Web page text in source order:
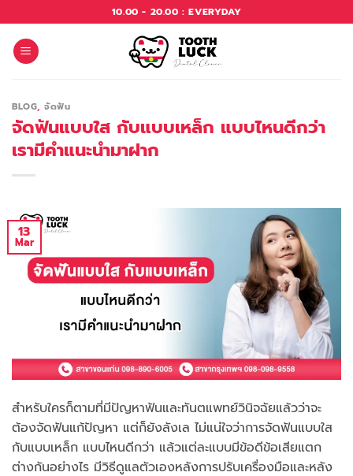
to
content
10.00 - 20.00 : EVERYDAY
BLOG,จัดฟัน
จัดฟันแบบใส กับแบบเหล็ก แบบไหนดีกว่า
เรามีคำแนะนำมาฝาก
13
Mar
สำหรับใครก็ตามที่มีปัญหาฟันและทันตแพทย์วินิจฉัยแล้วว่าจะ
ต้องจัดฟันแก้ปัญหา แต่ก็ยังลังเล ไม่แน่ใจว่าการจัดฟันแบบใส
กับแบบเหล็ก แบบไหนดีกว่า แล้วแต่ละแบบมีข้อดีข้อเสียแตก
ต่างกันอย่างไร มีวิธีดูแลตัวเองหลังการปรับเครื่องมือและหลัง